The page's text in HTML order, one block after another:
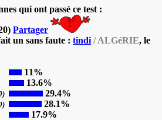
qui ont passé ce test :
Partager
un sans faute : tindi / ALGéRIE, le
11%
13.6%
29.4%
28.1%
17.9%